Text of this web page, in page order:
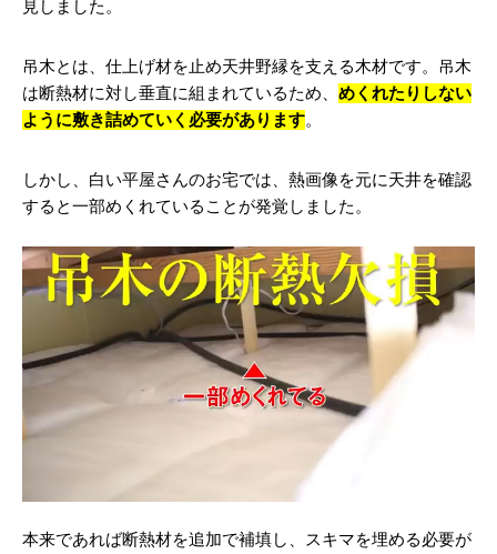
見しました。
吊木とは、仕上げ材を止め天井野縁を支える木材です。吊木
は断熱材に対し垂直に組まれているため、 めくれたりしない
ように敷き詰めていく必要があります。
しかし、白い平屋さんのお宅では、熱画像を元に天井を確認
すると一部めくれていることが発覚しました。
本来であれば断熱材を追加で補填し、スキマを埋める必要が